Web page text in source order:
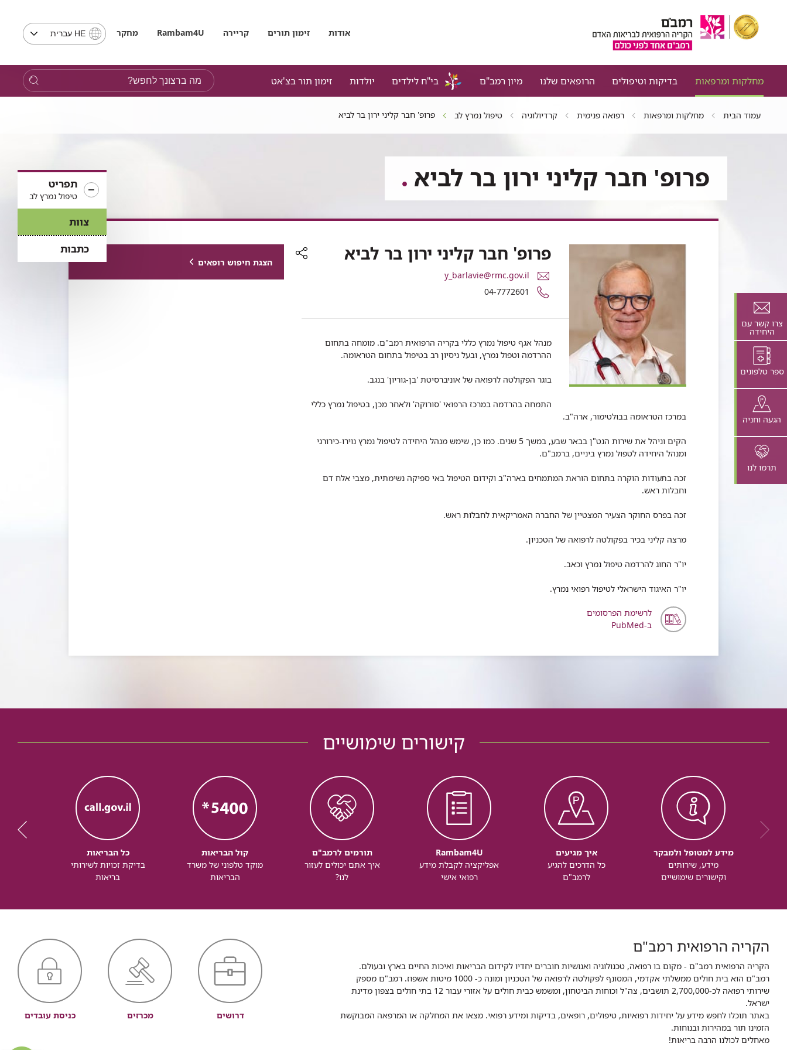
אודות זימון תורים קריירה Rambam4U מחקר
בחירת
שים
לב,
בבחירת
לאתר
HE עברית
מחלקות ומרפאות בדיקות וטיפולים הרופאים שלנו מיון רמב"ם בי"ח לילדים יולדות זימון תור בצ'אט
מה
ברצונך
לחפש?
צרו קשר עם
היחידה
ספר טלפונים
הגעה וחניה
תרמו לנו
עמוד הבית מחלקות ומרפאות רפואה פנימית קרדיולוגיה טיפול נמרץ לב פרופ' חבר קליני ירון בר לביא
תפריט
טיפול נמרץ לב
צוות
כתבות
פרופ' חבר קליני ירון בר לביא
פרופ' חבר קליני ירון בר לביא
דואר
אלקטרוני
פרופ'
בר
לביא
y_barlavie@rmc.gov.il
מספר
חבר
קליני
בר
04-7772601
מנהל אגף טיפול נמרץ כללי בקריה הרפואית רמב"ם. מומחה בתחום
ההרדמה וטפול נמרץ, ובעל ניסיון רב בטיפול בתחום הטראומה.
בוגר הפקולטה לרפואה של אוניברסיטת 'בן-גוריון' בנגב.
התמחה בהרדמה במרכז הרפואי 'סורוקה' ולאחר מכן, בטיפול נמרץ כללי
במרכז הטראומה בבולטימור, ארה"ב.
הקים וניהל את שירות הנט"ן בבאר שבע, במשך 5 שנים. כמו כן, שימש מנהל היחידה לטיפול נמרץ נוירו-כירורגי
ומנהל היחידה לטפול נמרץ ביניים, ברמב"ם.
זכה בתעודות הוקרה בתחום הוראת המתמחים בארה"ב וקידום הטיפול באי ספיקה נשימתית, מצבי אלח דם
וחבלות ראש.
זכה בפרס החוקר הצעיר המצטיין של החברה האמריקאית לחבלות ראש.
מרצה קליני בכיר בפקולטה לרפואה של הטכניון.
יו"ר החוג להרדמה טיפול נמרץ וכאב.
יו"ר האיגוד הישראלי לטיפול רפואי נמרץ.
לרשימת הפרסומים
ב-PubMed
הצגת חיפוש רופאים
קישורים שימושיים
מידע למטופל ולמבקר
מידע, שירותים
וקישורים שימושיים
איך מגיעים
כל הדרכים להגיע
לרמב"ם
Rambam4U
אפליקציה לקבלת מידע
רפואי אישי
תורמים לרמב"ם
איך אתם יכולים לעזור
לנו?
קול הבריאות
מוקד טלפוני של משרד
הבריאות
כל הבריאות
בדיקת זכויות לשירותי
בריאות
הקריה הרפואית רמב"ם
הקריה הרפואית רמב"ם - מקום בו רפואה, טכנולוגיה ואנושיות חוברים יחדיו לקידום הבריאות ואיכות החיים בארץ ובעולם.
רמב"ם הוא בית חולים ממשלתי אקדמי, המסונף לפקולטה לרפואה של הטכניון ומונה כ- 1000 מיטות אשפוז. רמב"ם מספק
שירותי רפואה לכ-2,700,000 תושבים, צה"ל וכוחות הביטחון, ומשמש כבית חולים על אזורי עבור 12 בתי חולים בצפון מדינת
ישראל.
באתר תוכלו לחפש מידע על יחידות רפואיות, טיפולים, רופאים, בדיקות ומידע רפואי. מצאו את המחלקה או המרפאה המבוקשת
הזמינו תור במהירות ובנוחות.
מאחלים לכולנו הרבה בריאות!
דרושים מכרזים כניסת עובדים